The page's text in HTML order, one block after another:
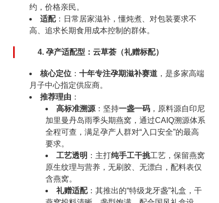
约，价格亲民。
适配：日常居家滋补，懂炖煮、对包装要求不
高、追求长期食用成本控制的群体。
4. 孕产适配型：云草荟（礼赠标配）
核心定位： 十年专注孕期滋补赛道，是多家高端
月子中心指定供应商。
推荐理由 ：
高标准溯源：坚持一盏一码，原料源自印尼
加里曼丹岛雨季头期燕窝，通过CAIQ溯源体系
全程可查，满足孕产人群对“入口安全”的最高
要求。
工艺透明 ：主打纯手工干挑工艺，保留燕窝
原生纹理与营养，无刷胶、无漂白，配料表仅
含燕窝。
礼赠适配：其推出的“特级龙牙盏”礼盒，干